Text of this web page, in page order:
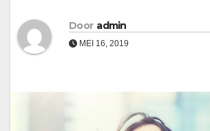
Door admin
MEI 16, 2019